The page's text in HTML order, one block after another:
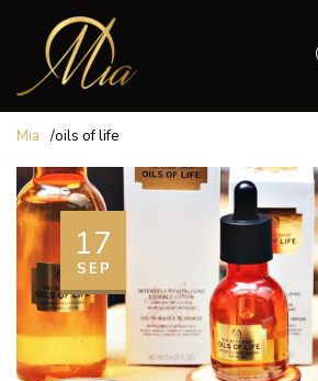
Mia /oils of life
17
SEP